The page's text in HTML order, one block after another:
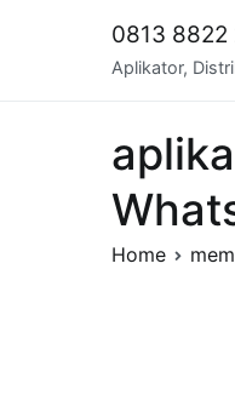
0813 8822
Aplikator,
Home